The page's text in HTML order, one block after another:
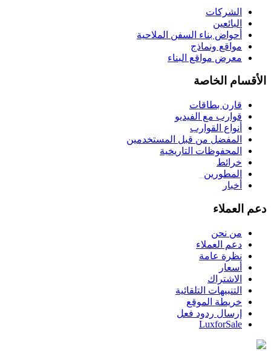
الشركات
البائعين
أحواض بناء السفن الملاحية
مواقع ونماذج
معرض مواقع البناء
الأقسام الخاصة
قارن بطاقات
قوارب مع الفيديو
أنواع القوارب
المفضل من قبل المستخدمين
المحفوظات التاريخية
خرائط
المطورين
أخبار
دعم العملاء
من نحن
دعم العملاء
نظرة عامة
أسعار
الاشتراك
التنبيهات التلقائية
خريطة الموقع
إرسال ردود فعل
LuxforSale